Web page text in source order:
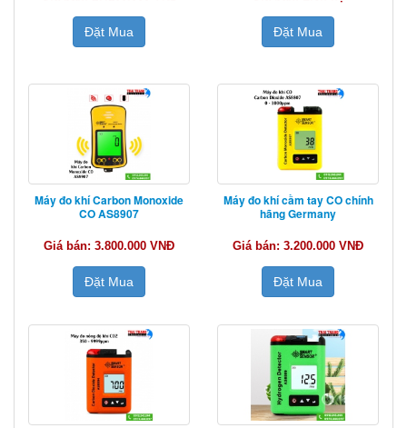
Đặt Mua Đặt Mua
Máy đo khí Carbon Monoxide
CO AS8907
Giá bán: 3.800.000 VNĐ
Đặt Mua
Máy đo khí cầm tay CO chính
hãng Germany
Giá bán: 3.200.000 VNĐ
Đặt Mua